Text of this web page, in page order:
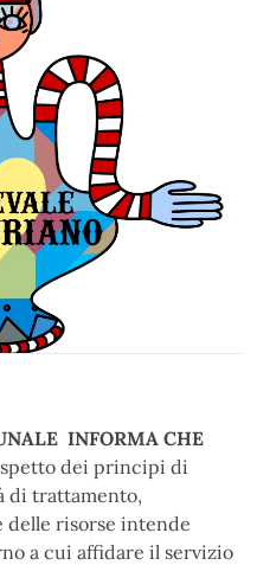
INFORMA CHE
dei principi di
di trattamento,
delle risorse intende
a cui affidare il servizio